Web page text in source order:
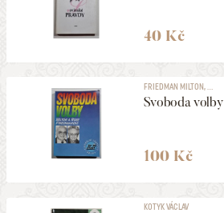
40 Kč
FRIEDMAN MILTON, ...
Svoboda volby
100 Kč
KOTYK VÁCLAV